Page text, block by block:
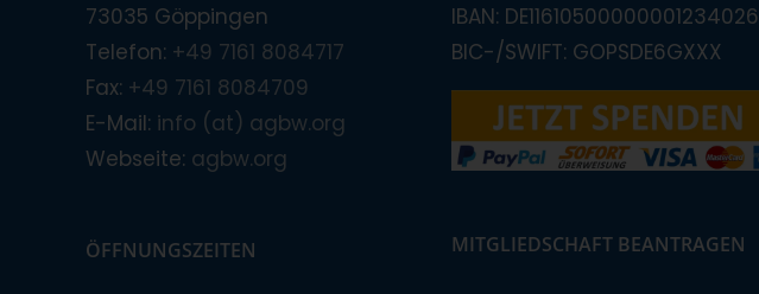
73035 Göppingen
Telefon: +49 7161 8084717
Fax: +49 7161 8084709
E-Mail: info (at) agbw.org
Webseite: agbw.org
ÖFFNUNGSZEITEN
IBAN: DE11610500000001234026
BIC-/SWIFT: GOPSDE6GXXX
MITGLIEDSCHAFT BEANTRAGEN